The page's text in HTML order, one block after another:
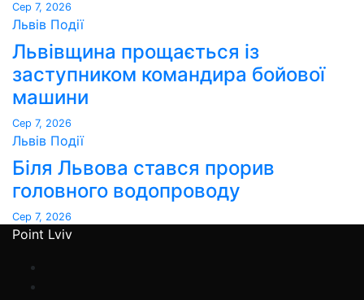
Сер 7, 2026
Львів Події
Львівщина прощається із
заступником командира бойової
машини
Сер 7, 2026
Львів Події
Біля Львова стався прорив
головного водопроводу
Сер 7, 2026
Point Lviv